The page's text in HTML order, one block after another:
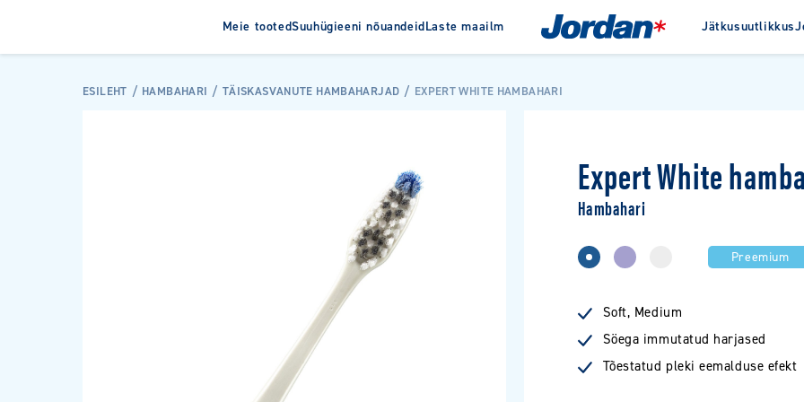
Meie tooted
Hambahari Hambapasta Interdentaaltooted
Hambavaheharjad
Hambavahepuhastid
VAATA KÕIKI TOOTEID
Suuhügieeni nõuandeidLaste maailm Jätkusuutlikkus
Jordanist
ESILEHT HAMBAHARI TÄISKASVANUTE HAMBAHARJAD EXPERT WHITE HAMBAHARI
Expert White
Hambahari
Preemium
Soft, Medium
Söega immutatud harjased
Tõestatud pleki eemalduse efekt